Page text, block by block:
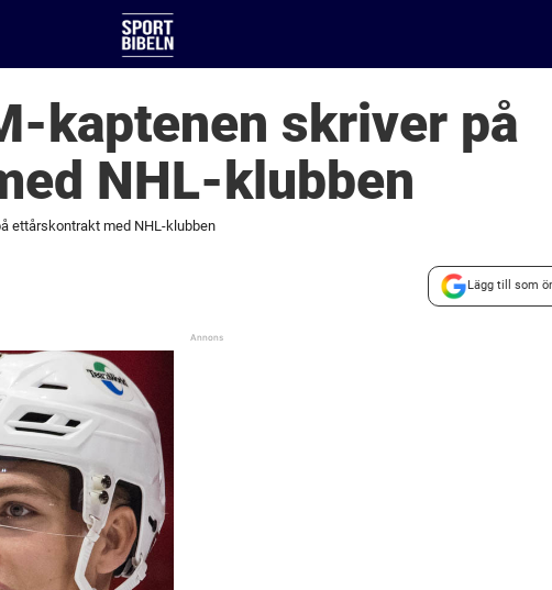
kaptenen skriver på
NHL-klubben
ettårskontrakt med NHL-klubben
Lägg till som